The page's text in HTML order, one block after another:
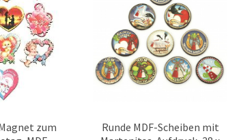
zum
Runde MDF-Scheiben mit